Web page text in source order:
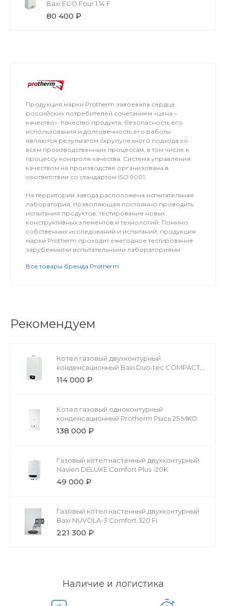
Baxi ECO Four 1.14 F
80 400 ₽
Продукция марки Protherm завоевала сердца
российских потребителей сочетанием «цена –
качество». Качество продукта, безопасность его
использования и долговечность его работы
являются результатом скрупулезного подхода ко
всем производственным процессам, в том числе к
процессу контроля качества. Система управления
качеством на производстве организована в
соответствии со стандартом ISO 9001.
На территории завода расположена испытательная
лаборатория, позволяющая постоянно проводить
испытания продуктов, тестирование новых
конструктивных элементов и технологий. Помимо
собственных исследований и испытаний, продукция
марки Protherm проходит ежегодное тестирование
зарубежными испытательными лабораториями.
Все товары бренда Protherm
Рекомендуем
Котел газовый двухконтурный
конденсационный Baxi Duo-tec COMPACT
24 GA
114 000 ₽
Котел газовый одноконтурный
конденсационный Protherm Рысь 25 MKO
138 000 ₽
Газовый котел настенный двухконтурный
Navien DELUXE Comfort Plus -20K
49 000 ₽
Газовый котел настенный двухконтурный
Baxi NUVOLA-3 Comfort 320 Fi
221 300 ₽
Наличие и логистика